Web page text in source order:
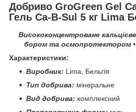
Добриво GroGreen Gel
Гель Ca-B-Sul 5 кг Lima
Висококонцентроване
бором та осмопротектором
Характеристики:
Виробник: Lima, Бельгія
Тип добрива: мінеральне
Вид добрива: комплексний